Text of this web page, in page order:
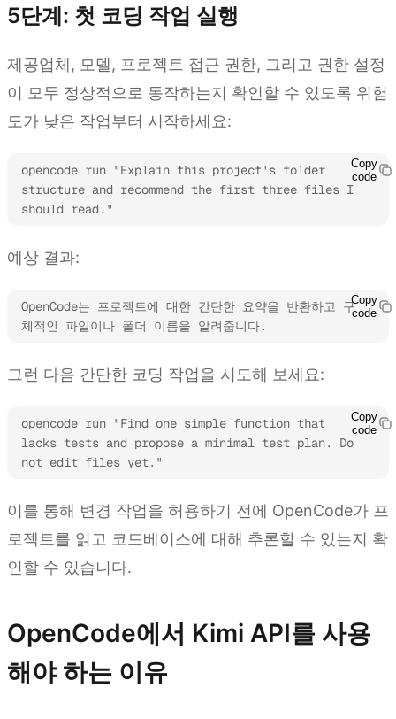
5단계: 첫 코딩 작업 실행
제공업체, 모델, 프로젝트 접근 권한, 그리고 권한 설정
이 모두 정상적으로 동작하는지 확인할 수 있도록 위험
도가 낮은 작업부터 시작하세요:
opencode run "Explain this project's folder
structure and recommend the first three files I
should read."
Copy
code
예상 결과:
OpenCode는 프로젝트에 대한 간단한 요약을 반환하고 구
체적인 파일이나 폴더 이름을 알려줍니다.
Copy
code
그런 다음 간단한 코딩 작업을 시도해 보세요:
opencode run "Find one simple function that
lacks tests and propose a minimal test plan. Do
not edit files yet."
Copy
code
이를 통해 변경 작업을 허용하기 전에 OpenCode가 프
로젝트를 읽고 코드베이스에 대해 추론할 수 있는지 확
인할 수 있습니다.
OpenCode에서 Kimi API를 사용
해야 하는 이유